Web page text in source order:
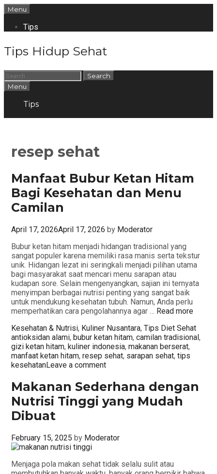
Skip
to
content
Menu
Tips
Tips Hidup Sehat
Search
for:
Search
Menu
Tips
resep sehat
Manfaat Bubur Ketan Hitam
Bagi Kesehatan dan Menu
Camilan
April 17, 2026April 17, 2026 by Moderator
Bubur ketan hitam menjadi hidangan tradisional yang
sangat populer karena memiliki rasa manis serta tekstur
unik. Hidangan lezat ini seringkali menjadi pilihan utama
bagi masyarakat saat mencari menu sarapan atau
kudapan sore. Selain mengenyangkan, sajian ini ternyata
menyimpan berbagai nutrisi penting yang sangat baik
untuk mendukung kesehatan tubuh. Namun, Anda perlu
memperhatikan cara pengolahannya agar … Read more
Categories
Kesehatan & Nutrisi, Kuliner Nusantara, Tips Diet SehatTags
antioksidan alami, bubur ketan hitam, camilan tradisional,
gizi ketan hitam, kuliner indonesia, makanan berserat,
manfaat ketan hitam, resep sehat, sarapan sehat, tips
kesehatanLeave a comment
Makanan Sederhana dengan
Nutrisi Tinggi yang Mudah
Dibuat
February 15, 2025 by Moderator
Menjaga pola makan sehat tidak selalu sulit atau